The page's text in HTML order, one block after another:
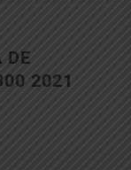
DE
2021